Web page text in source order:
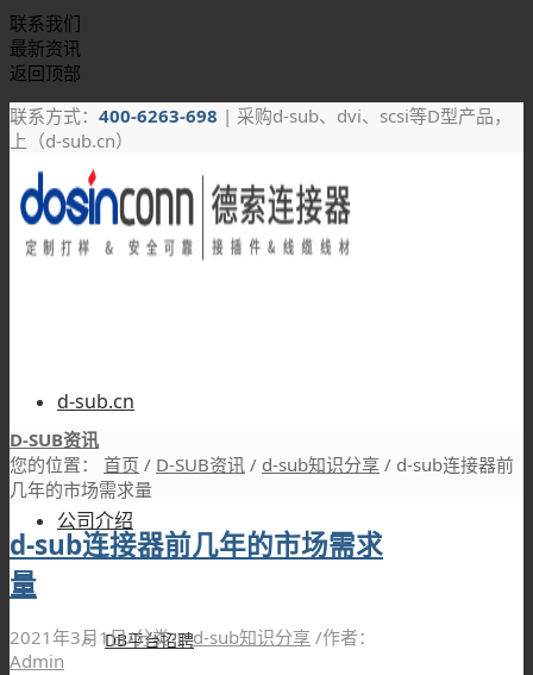
联系我们
最新资讯
返回顶部
联系方式： 400-6263-698 | 采购d-sub、dvi、scsi等D型产品，
上（d-sub.cn）
d-sub.cn
公司介绍
DB平台招聘
D-SUB资讯
您的位置：
首页 / D-SUB资讯 / d-sub知识分享 / d-sub连接器前
几年的市场需求量
d-sub连接器前几年的市场需求
量
2021年3月1日/分类：d-sub知识分享 /作者：
Admin